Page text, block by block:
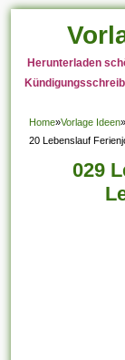
Herunterladen
Home»Vorlage Ideen»
20 Lebenslauf
029